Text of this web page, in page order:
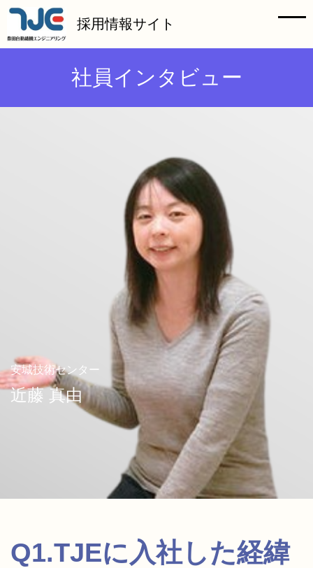
採用情報サイト
HOME
教育制度・キャリアステップ
従業員ページ
キャリア採用情報
コーポレートサイトへ
社員インタビュー
安城技術センター
近藤 真由
Q1.TJEに入社した経緯